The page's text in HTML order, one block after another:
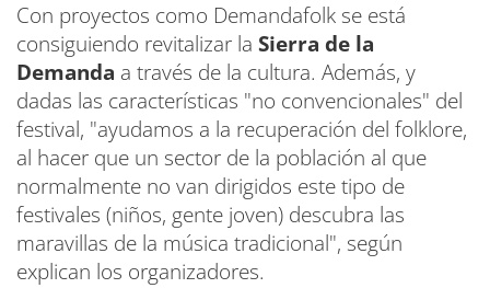
Con proyectos como Demandafolk se está
consiguiendo revitalizar la Sierra de la
Demanda a través de la cultura. Además, y
dadas las características "no convencionales" del
festival, "ayudamos a la recuperación del folklore,
al hacer que un sector de la población al que
normalmente no van dirigidos este tipo de
festivales (niños, gente joven) descubra las
maravillas de la música tradicional", según
explican los organizadores.